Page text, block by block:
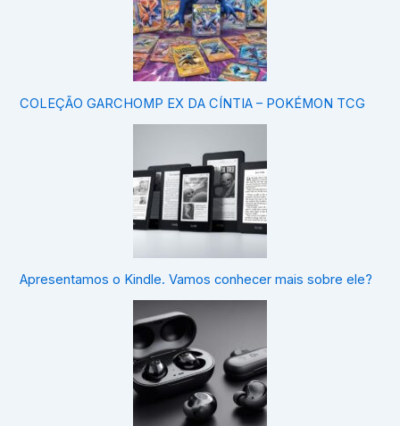
COLEÇÃO GARCHOMP EX DA CÍNTIA – POKÉMON TCG
Apresentamos o Kindle. Vamos conhecer mais sobre ele?